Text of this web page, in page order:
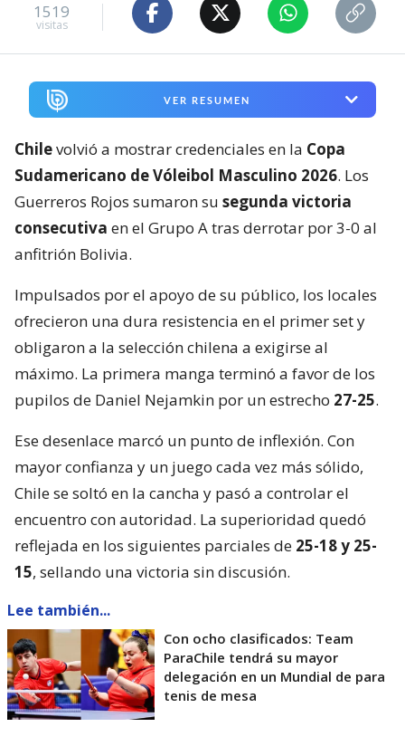
1519
visitas
VER RESUMEN
Chilevolvió a mostrar credenciales en la Copa
Sudamericano de Vóleibol Masculino 2026. Los
Guerreros Rojos sumaron su segunda victoria
consecutiva en el Grupo A tras derrotar por 3-0 al
anfitrión Bolivia.
Impulsados por el apoyo de su público, los locales
ofrecieron una dura resistencia en el primer set y
obligaron a la selección chilena a exigirse al
máximo. La primera manga terminó a favor de los
pupilos de Daniel Nejamkin por un estrecho 27-25.
Ese desenlace marcó un punto de inflexión. Con
mayor confianza y un juego cada vez más sólido,
Chile se soltó en la cancha y pasó a controlar el
encuentro con autoridad. La superioridad quedó
reflejada en los siguientes parciales de 25-18 y 25-
15, sellando una victoria sin discusión.
Lee también...
Con ocho clasificados: Team
ParaChile tendrá su mayor
delegación en un Mundial de para
tenis de mesa